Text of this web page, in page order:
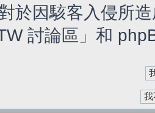
於因駭客入侵所
討論區」和